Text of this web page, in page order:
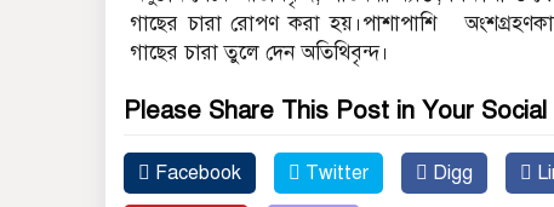
গাছের চারা রোপণ করা হয়।পাশাপাশি
গাছের চারা তুলে দেন অতিথিবৃন্দ।
Please Share This Post in Your Social
Facebook Twitter Digg